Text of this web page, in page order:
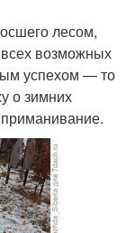
лесом,
возможных
успехом — то
о зимних